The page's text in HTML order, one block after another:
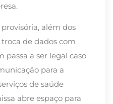
além dos
de dados com
passa a ser legal caso
para a
de saúde
abre espaço para